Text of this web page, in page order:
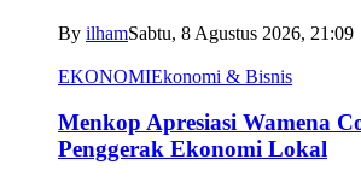
By ilhamSabtu, 8 Agustus 2026, 21:09
EKONOMIEkonomi & Bisnis
Menkop Apresiasi Wamena
Penggerak Ekonomi Lokal